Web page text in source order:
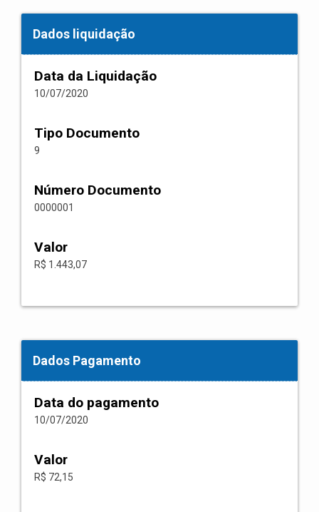
Dados liquidação
Data da Liquidação
10/07/2020
Tipo Documento
9
Número Documento
0000001
Valor
R$ 1.443,07
Dados Pagamento
Data do pagamento
10/07/2020
Valor
R$ 72,15